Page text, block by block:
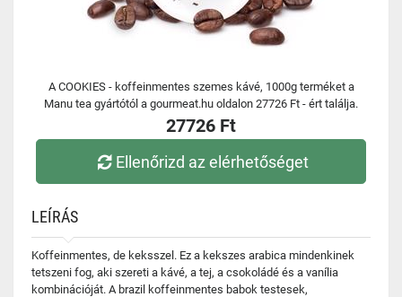
A COOKIES - koffeinmentes szemes kávé, 1000g terméket a
Manu tea gyártótól a gourmeat.hu oldalon 27726 Ft - ért találja.
27726 Ft
Ellenőrizd az elérhetőséget
LEÍRÁS
Koffeinmentes, de keksszel. Ez a kekszes arabica mindenkinek
tetszeni fog, aki szereti a kávé, a tej, a csokoládé és a vanília
kombinációját. A brazil koffeinmentes babok testesek,